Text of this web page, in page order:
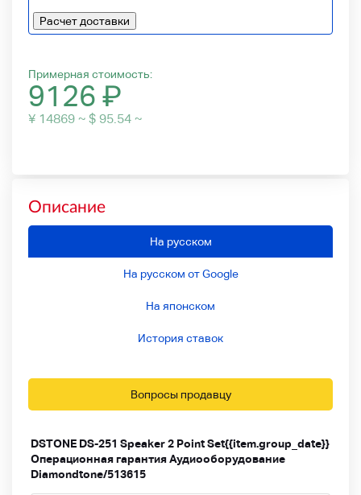
Расчет доставки
Примерная стоимость:
9126 ₽
¥ 14869 ~ $ 95.54 ~
Описание
На русском
На русском от Google
На японском
История ставок
Вопросы продавцу
DSTONE DS-251 Speaker 2 Point Set{{item.group_date}}
Операционная гарантия Аудиооборудование
Diamondtone/513615